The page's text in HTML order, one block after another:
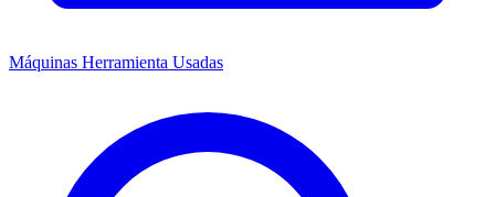
Máquinas Herramienta Usadas